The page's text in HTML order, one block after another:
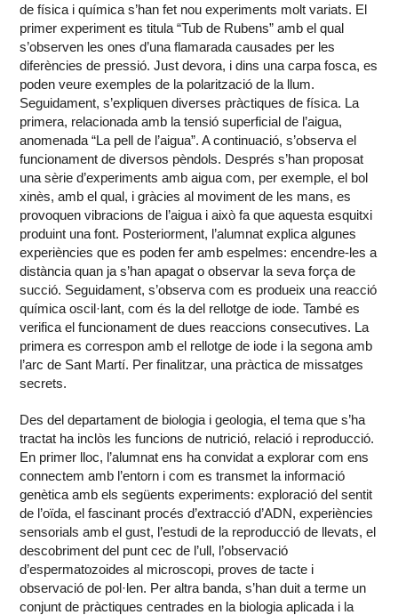
de física i química s’han fet nou experiments molt variats. El
primer experiment es titula “Tub de Rubens” amb el qual
s’observen les ones d’una flamarada causades per les
diferències de pressió. Just devora, i dins una carpa fosca, es
poden veure exemples de la polarització de la llum.
Seguidament, s’expliquen diverses pràctiques de física. La
primera, relacionada amb la tensió superficial de l’aigua,
anomenada “La pell de l’aigua”. A continuació, s’observa el
funcionament de diversos pèndols. Després s’han proposat
una sèrie d’experiments amb aigua com, per exemple, el bol
xinès, amb el qual, i gràcies al moviment de les mans, es
provoquen vibracions de l’aigua i això fa que aquesta esquitxi
produint una font. Posteriorment, l’alumnat explica algunes
experiències que es poden fer amb espelmes: encendre-les a
distància quan ja s’han apagat o observar la seva força de
succió. Seguidament, s’observa com es produeix una reacció
química oscil·lant, com és la del rellotge de iode. També es
verifica el funcionament de dues reaccions consecutives. La
primera es correspon amb el rellotge de iode i la segona amb
l’arc de Sant Martí. Per finalitzar, una pràctica de missatges
secrets.
Des del departament de biologia i geologia, el tema que s’ha
tractat ha inclòs les funcions de nutrició, relació i reproducció.
En primer lloc, l’alumnat ens ha convidat a explorar com ens
connectem amb l’entorn i com es transmet la informació
genètica amb els següents experiments: exploració del sentit
de l’oïda, el fascinant procés d’extracció d’ADN, experiències
sensorials amb el gust, l’estudi de la reproducció de llevats, el
descobriment del punt cec de l’ull, l’observació
d’espermatozoides al microscopi, proves de tacte i
observació de pol·len. Per altra banda, s’han duit a terme un
conjunt de pràctiques centrades en la biologia aplicada i la